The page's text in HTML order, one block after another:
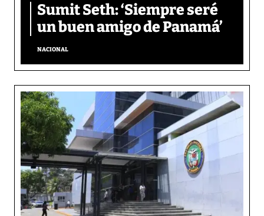
Sumit Seth: ‘Siempre seré
un buen amigo de Panamá’
NACIONAL